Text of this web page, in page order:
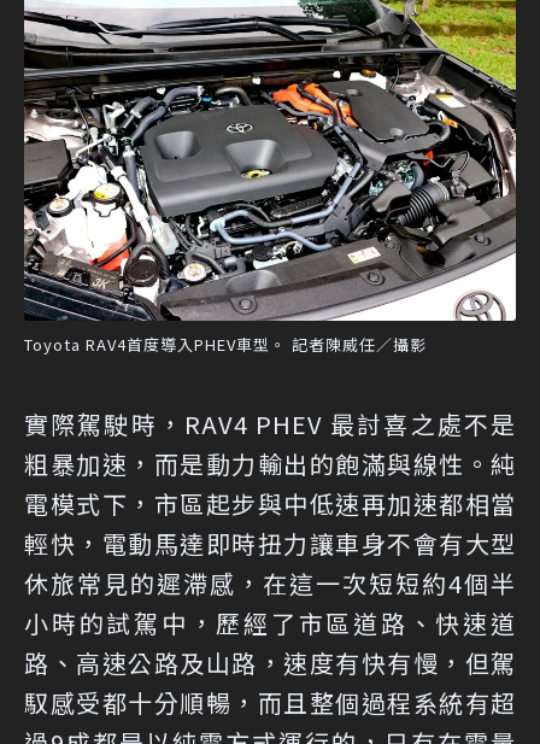
Toyota RAV4首度導入PHEV車型。 記者陳威任／攝影
實際駕駛時，RAV4 PHEV 最討喜之處不是
粗暴加速，而是動力輸出的飽滿與線性。純
電模式下，市區起步與中低速再加速都相當
輕快，電動馬達即時扭力讓車身不會有大型
休旅常見的遲滯感，在這一次短短約4個半
小時的試駕中，歷經了市區道路、快速道
路、高速公路及山路，速度有快有慢，但駕
馭感受都十分順暢，而且整個過程系統有超